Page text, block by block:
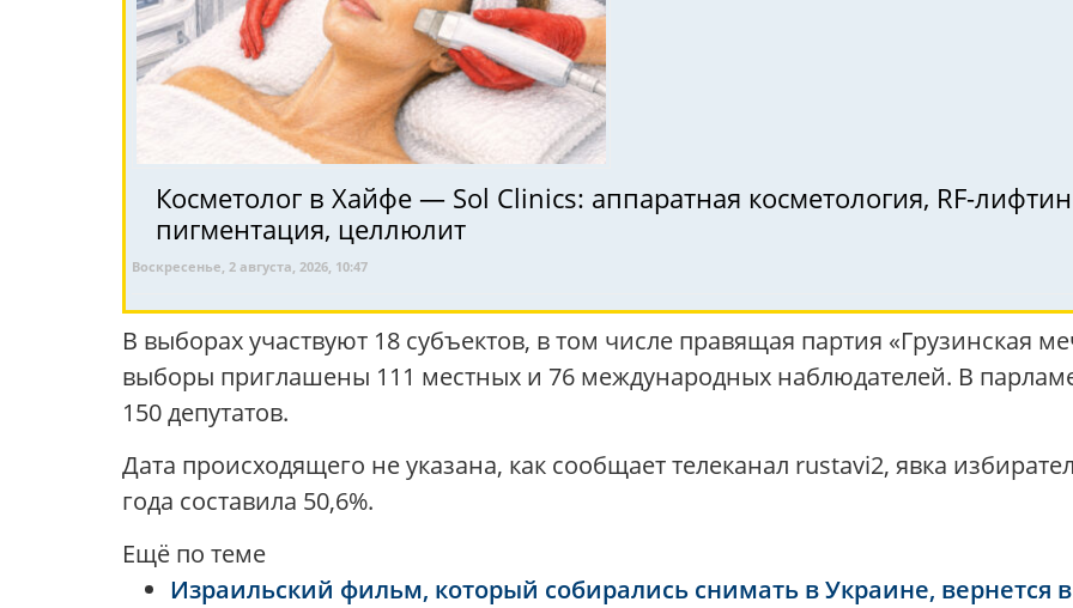
Косметолог в Хайфе — Sol Clinics: аппаратная косметология, RF-
пигментация, целлюлит
Воскресенье, 2 августа, 2026, 10:47
В выборах участвуют 18 субъектов, в том числе правящая партия «Грузинская
выборы приглашены 111 местных и 76 международных наблюдателей. В
150 депутатов.
Дата происходящего не указана, как сообщает телеканал rustavi2, явка
года составила 50,6%.
Ещё по теме
Израильский фильм, который собирались снимать в Украине, вернется